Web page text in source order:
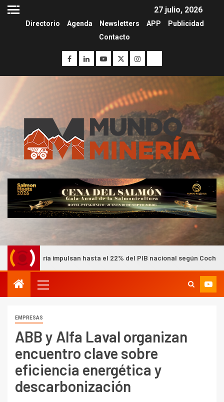
27 julio, 2026
Directorio Agenda Newsletters APP
Publicidad
Contacto
hasta el 22% del PIB nacional según Cochilco
EMPRESAS
ABB y Alfa Laval organizan
encuentro clave sobre
eficiencia energética y
descarbonización